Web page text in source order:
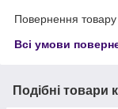
Повернення
Всі умови
Подібні товари